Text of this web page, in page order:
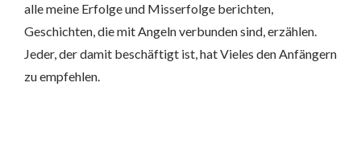
alle meine Erfolge und Misserfolge berichten,
Geschichten, die mit Angeln verbunden sind, erzählen.
Jeder, der damit beschäftigt ist, hat Vieles den Anfängern
zu empfehlen.